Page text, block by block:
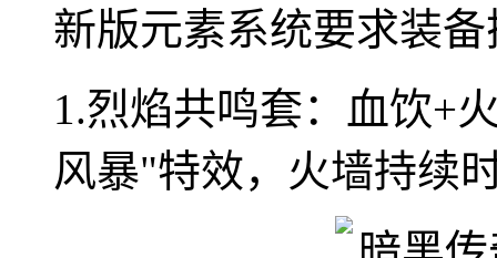
新版元素系统要求装
1.烈焰共鸣套：血饮+
风暴"特效，火墙持续